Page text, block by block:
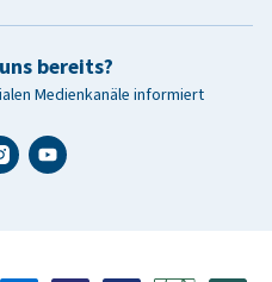
bereits?
Medienkanäle informiert